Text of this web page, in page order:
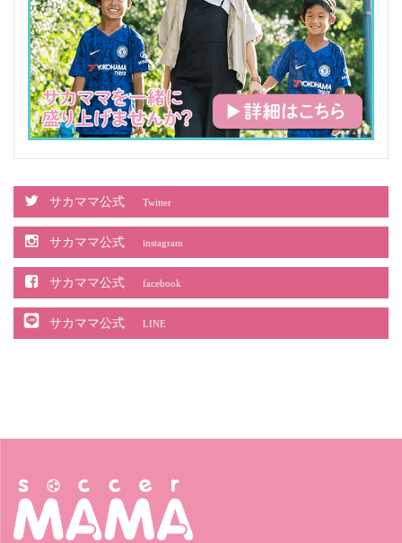
サカママ公式 Twitter
サカママ公式 instagram
サカママ公式 facebook
サカママ公式 LINE